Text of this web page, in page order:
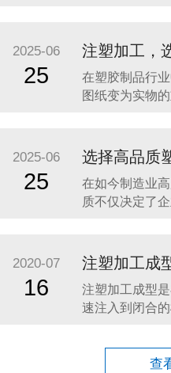
品质的塑胶制
模具制造、注
印）。 东莞市
21年，专注
2025-06
25
在塑胶制品行
图纸变为实物
需要高品质、
言，选择一家
关重要。 东莞
（Dongguan
2025-06
25
在如今制造业
质不仅决定了
产品外观、结
择一家专业、
一位客户稳步
行业发展趋势
2020-07
16
注塑加工成型
速注入到闭合
须已熔融状态
查